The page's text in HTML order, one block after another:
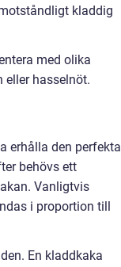
kladdig
med olika
hasselnöt.
erhålla den perfekta
behövs ett
Vanligtvis
i proportion till
En kladdkaka